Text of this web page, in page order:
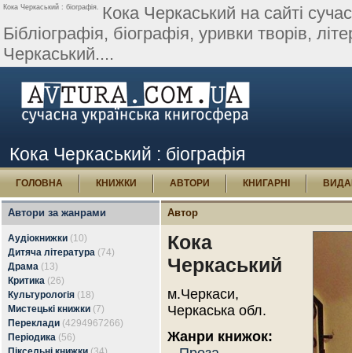
Кока Черкаський : біографія. Кока Черкаський на сайті
Бібліографія, біографія, уривки творів,
Черкаський....
Кока Черкаський : біографія
ГОЛОВНА КНИЖКИ АВТОРИ КНИГАРНІ
Автори за жанрами
Аудіокнижки (10)
Дитяча література (74)
Драма (13)
Критика (26)
Культурологія (18)
Мистецькі книжки (7)
Переклади (4294967266)
Періодика (56)
Автор
Кока
Черкаський
м.Черкаси,
Черкаська обл.
Жанри книжок: